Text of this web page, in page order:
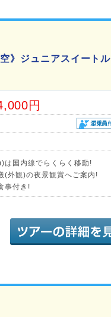
》ジュニアスイートル
円
国内線でらくらく移動!
(外観)の夜景観賞へご案内!
事付き!